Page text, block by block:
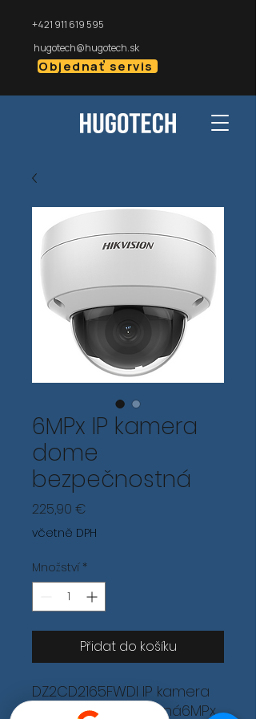
+421 911 619 595
hugotech@hugotech.sk
Objednať servis
6MPx IP kamera
dome
bezpečnostná
225,90 €
včetně DPH
Množství *
Přidat do košíku
DZ2CD2165FWDI IP kamera
dome bezpečnostná6MPx